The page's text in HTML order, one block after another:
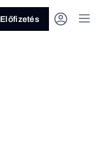
Előfizetés